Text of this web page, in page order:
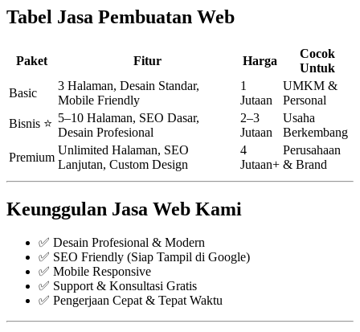
Tabel Jasa Pembuatan Web
Paket Fitur Harga
Cocok
Untuk
Basic
3 Halaman, Desain Standar,
Mobile Friendly
1
Jutaan
UMKM &
Personal
Bisnis ⭐ 5–10 Halaman, SEO Dasar,
Desain Profesional
2–3
Jutaan
Usaha
Berkembang
Premium
Unlimited Halaman, SEO
Lanjutan, Custom Design
4
Jutaan+
Perusahaan
& Brand
Keunggulan Jasa Web Kami
✅ Desain Profesional & Modern
✅ SEO Friendly (Siap Tampil di Google)
✅ Mobile Responsive
✅ Support & Konsultasi Gratis
✅ Pengerjaan Cepat & Tepat Waktu